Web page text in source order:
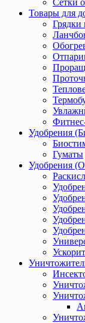
Товары для
Удобрения
Гуматы
Удобрения